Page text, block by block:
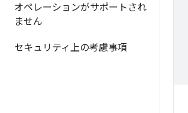
オペレーションがサポートされ
ません
セキュリティ上の考慮事項